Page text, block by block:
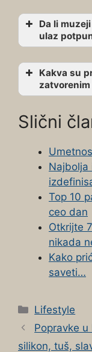
Da li
ulaz
Kakva su
Slični
Najbolja
Top 10
ceo dan
Otkrijte
nikada
Kako
saveti…
Categories
Lifestyle
Popravke
silikon, tuš,